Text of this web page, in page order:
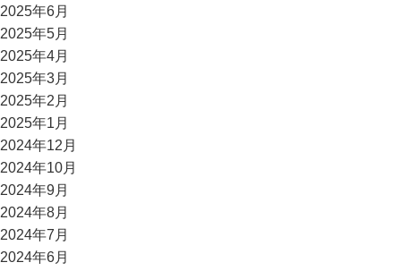
2025年6月
2025年5月
2025年4月
2025年3月
2025年2月
2025年1月
2024年12月
2024年10月
2024年9月
2024年8月
2024年7月
2024年6月